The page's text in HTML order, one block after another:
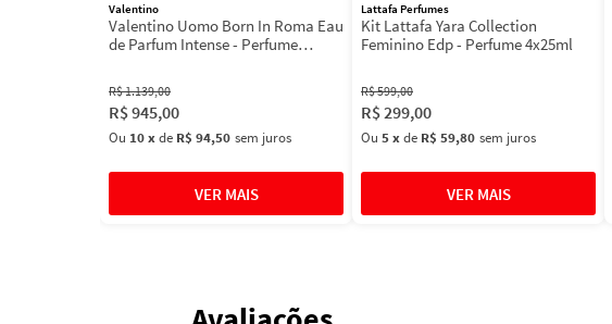
Valentino
Valentino Uomo Born In Roma Eau
de Parfum Intense - Perfume
R$1.139,00
R$945,00
Ou 10xde R$ 94,50 sem juros
Lattafa Perfumes
Kit Lattafa Yara Collection
Feminino Edp - Perfume 4x25ml
R$599,00
R$299,00
Ou 5xde R$ 59,80 sem juros